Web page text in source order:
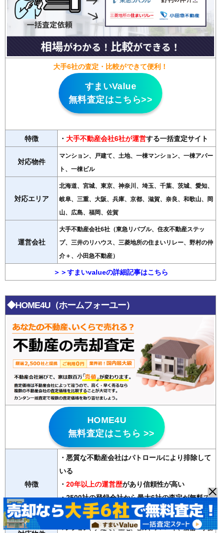
大手6社の査定・比較ができて便利！
すまいValue
無料査定はこちら>>
特徴 ・ 大手不動産会社6社が運営する一括査定サイト
対応物件
マンション、戸建て、土地、一棟マンション、一棟アパー
ト、一棟ビル
対応エリア
北海道、宮城、東京、神奈川、埼玉、千葉、茨城、愛知、
岐阜、三重、大阪、兵庫、京都、滋賀、奈良、和歌山、岡
山、広島、福岡、佐賀
運営会社
大手不動産会社6社（東急リバブル、住友不動産ステッ
プ、三井のリハウス、三菱地所の住まいリレー、野村の仲
介＋、小田急不動産）
＞＞すまいvalueの詳細記事はこちら
◆HOME4U（ホームフォーユー）
HOME4U
無料査定はこちら >>
特徴
・悪質な不動産会社はパトロールにより排除して
いる
・ 20年以上の運営歴があり信頼性が高い
・2500社の登録会社から最大6社の査定が無料で
受け取れる
マンション、戸建て、土地、ビル、アパート、店舗・事務